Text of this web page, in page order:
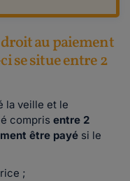
au paiement
se situe entre 2
la veille et le
compris entre 2
être payé si le
;